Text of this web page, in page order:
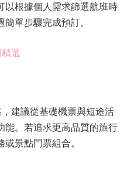
以根據個人需求篩選航班時
單步驟完成預訂。
選
建議從基礎機票與短途活
能。若追求更高品質的旅行
景點門票組合。